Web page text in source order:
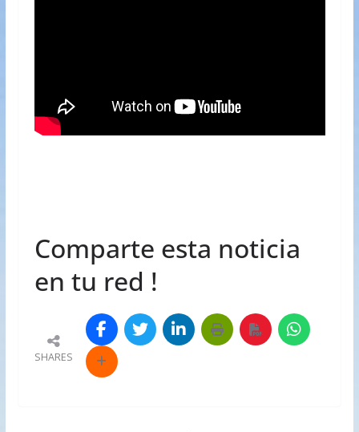
Comparte esta noticia
en tu red !
SHARES